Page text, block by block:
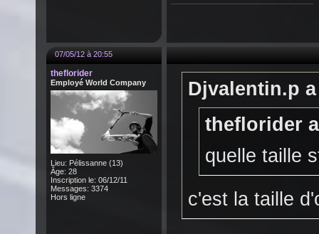
07/05/12 à 20:55
theflorider
Employé World Company
Lieu: Pélissanne (13)
Âge: 28
Inscription le: 06/12/11
Messages: 3374
Hors ligne
Djvalentin.p
theflorider
quelle taille
c'est la taille